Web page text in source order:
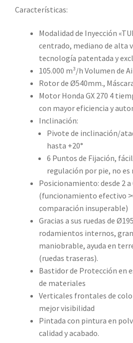
Características:
Modalidad de Inyección
centrado, mediano de alta
tecnología patentada y
105.000 m³/h Volumen de
Rotor de Ø540mm.,
Motor Honda GX 270 4
con mayor eficiencia y
Inclinación:
Pivote de inclinación/
hasta +20°
6 Puntos de Fijación,
regulación por pie, no es
Posicionamiento: desde 2
(funcionamiento efectivo
comparación insuperable)
Gracias a sus ruedas de
rodamientos internos,
maniobrable, ayuda en
(ruedas traseras).
Bastidor de Protección en
de materiales
Verticales frontales de
mejor visibilidad
Pintada con pintura en
calidad y acabado.